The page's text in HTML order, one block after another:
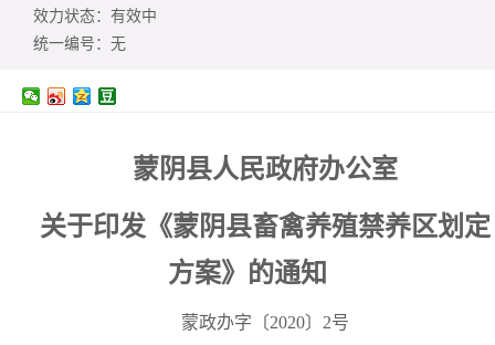
效力状态： 有效中
统一编号： 无
蒙阴县人民政府办公室
关于印发《蒙阴县畜禽养殖禁养区划定
方案》的通知
蒙政办字〔2020〕2号